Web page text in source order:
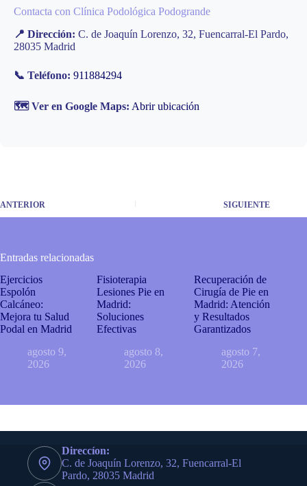
Contacta con Clínica Podológica Podogrande
📍 Dirección: C. de Joaquín Lorenzo, 32, Fuencarral-El Pardo,
28035 Madrid
📞 Teléfono: 911884294
🗺️ Ver en Google Maps: Abrir ubicación
ANTERIOR SIGUIENTE
Entradas relacionadas
Ejercicios
Espolón
Calcáneo:
Mejora tu Salud
Podal en Madrid
agosto 9,
2026
Fisioterapia
Lesiones Pie en
Madrid:
Soluciones
Efectivas
agosto 8,
2026
Recuperación de
Cirugía de Pie en
Madrid: Atención
y Resultados
Garantizados
agosto 7,
2026
Direccíon:
C. de Joaquín Lorenzo, 32, Fuencarral-El
Pardo, 28035 Madrid